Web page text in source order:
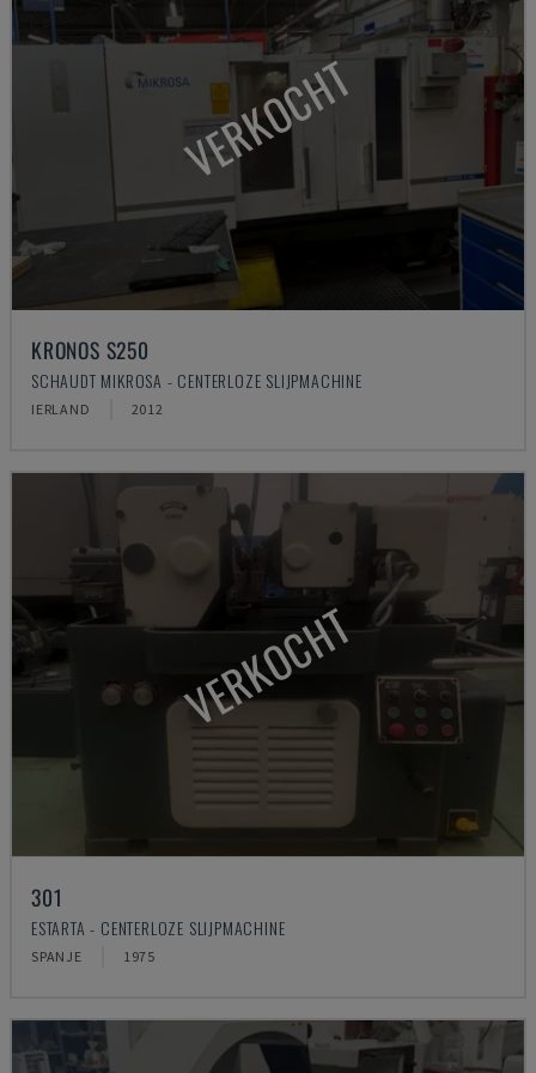
VERKOCHT
KRONOS S250
SCHAUDT MIKROSA - CENTERLOZE SLIJPMACHINE
IERLAND 2012
VERKOCHT
301
ESTARTA - CENTERLOZE SLIJPMACHINE
SPANJE 1975